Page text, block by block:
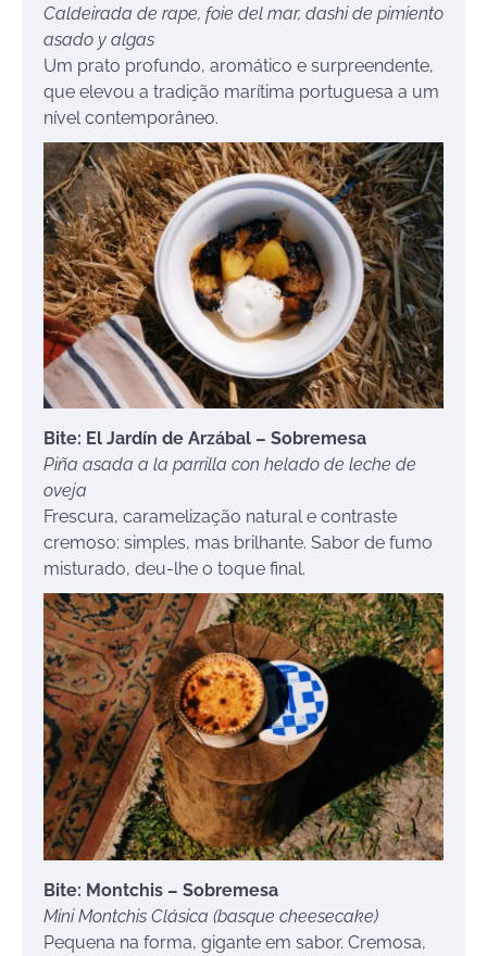
Caldeirada de rape, foie del mar, dashi de pimiento
asado y algas
Um prato profundo, aromático e surpreendente,
que elevou a tradição marítima portuguesa a um
nível contemporâneo.
Bite: El Jardín de Arzábal – Sobremesa
Piña asada a la parrilla con helado de leche de
oveja
Frescura, caramelização natural e contraste
cremoso: simples, mas brilhante. Sabor de fumo
misturado, deu-lhe o toque final.
Bite: Montchis – Sobremesa
Mini Montchis Clásica (basque cheesecake)
Pequena na forma, gigante em sabor. Cremosa,